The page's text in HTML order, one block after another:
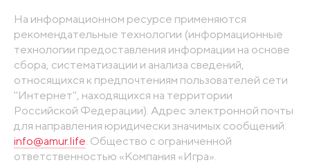
На информационном ресурсе применяются
рекомендательные технологии (информационные
технологии предоставления информации на основе
сбора, систематизации и анализа сведений,
относящихся к предпочтениям пользователей сети
"Интернет", находящихся на территории
Российской Федерации). Адрес электронной почты
для направления юридически значимых сообщений:
info@amur.life . Общество с ограниченной
ответственностью «Компания «Игра».